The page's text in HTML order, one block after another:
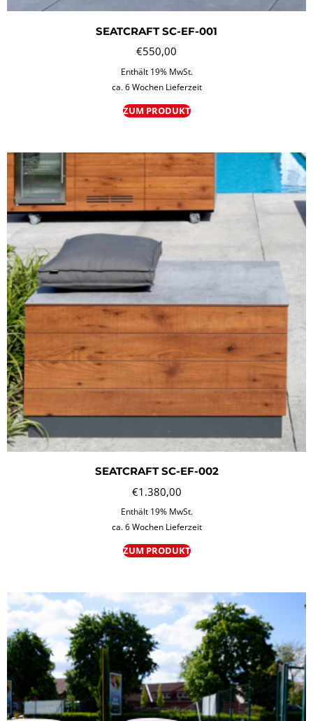
SEATCRAFT SC-EF-001
€550,00
Enthält 19% MwSt.
ca. 6 Wochen Lieferzeit
ZUM PRODUKT
SEATCRAFT SC-EF-002
€1.380,00
Enthält 19% MwSt.
ca. 6 Wochen Lieferzeit
ZUM PRODUKT